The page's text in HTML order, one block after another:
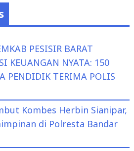
PESISIR BARAT
KEUANGAN NYATA: 150
PENDIDIK TERIMA POLIS
Kombes Herbin Sianipar,
di Polresta Bandar